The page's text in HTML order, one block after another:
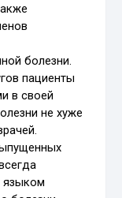
болезни.
пациенты
в своей
не хуже
языком